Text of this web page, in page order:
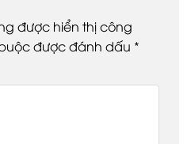
được hiển thị công
được đánh dấu *